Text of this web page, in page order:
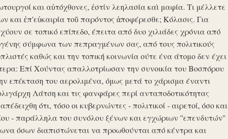
και αὐτόχθονες, ἐστίν λεηλασία καὶ μαφία. Τι μέλλετε
και ἐπ'εὐκαιρία τοῦ παρόντος ἀποφέρεσθε; Κόλασις. Για
σε τοπικό επίπεδο, έπειτα από δυο χιλιάδες χρόνια από
σύμφωνα των πεπραγμένων σας, από τους πολιτικούς
καθώς και την τοπική κοινωνία ούτε ένα άτομο δεν έχει
Επί Χούντας απαλλοτρίωσαν την συνοικία του Βοσπόρου
επέκταση του αερολιμένα, όμως μετά το χάρισμα έναντι
Λάτση και τις φανφάρες περί ανταποδοτικότητας
ότι, τόσο οι κυβερνώντες - πολιτικοί - αιρετοί, όσο και
- παράλληλα του συνόλου ξένων και εγχώριων ''επενδυτών''
όσων διαπιστώνεται να προωθούνται από κέντρα και